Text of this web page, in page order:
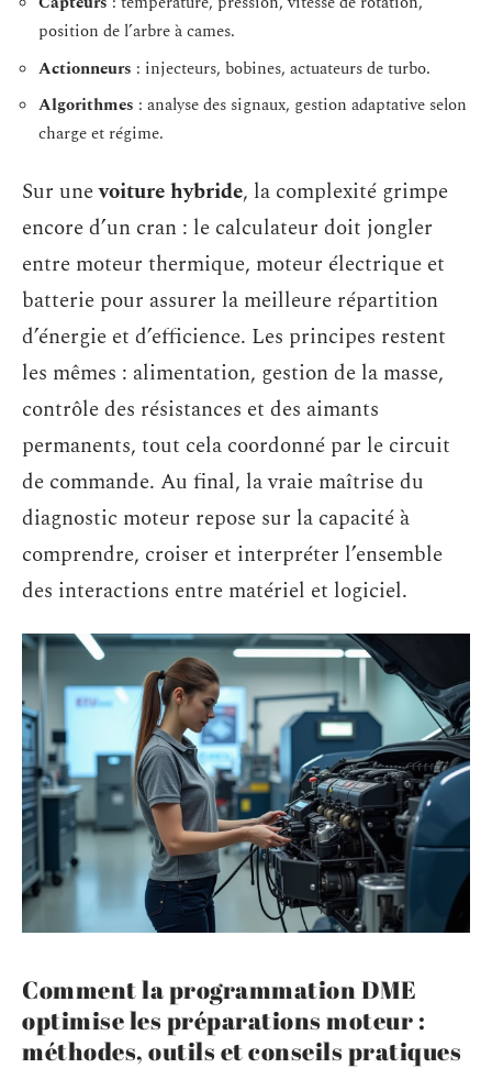
position de l’arbre à cames.
Actionneurs : injecteurs, bobines, actuateurs de turbo.
Algorithmes : analyse des signaux, gestion adaptative selon
charge et régime.
Sur unevoiture hybride, la complexité grimpe
encore d’un cran : le calculateur doit jongler
entre moteur thermique, moteur électrique et
batterie pour assurer la meilleure répartition
d’énergie et d’efficience. Les principes restent
les mêmes : alimentation, gestion de la masse,
contrôle des résistances et des aimants
permanents, tout cela coordonné par le circuit
de commande. Au final, la vraie maîtrise du
diagnostic moteur repose sur la capacité à
comprendre, croiser et interpréter l’ensemble
des interactions entre matériel et logiciel.
Comment la programmation DME
optimise les préparations moteur :
méthodes, outils et conseils pratiques